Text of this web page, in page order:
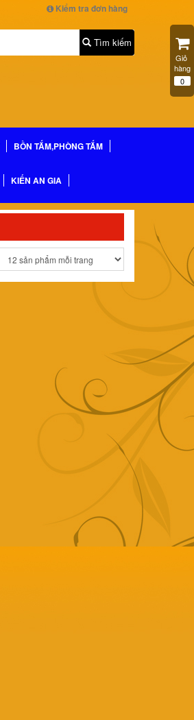
Kiểm tra đơn hàng
Tìm kiếm
BỒN TẮM,PHÒNG TẮM
KIẾN AN GIA
Giỏ
hàng
0